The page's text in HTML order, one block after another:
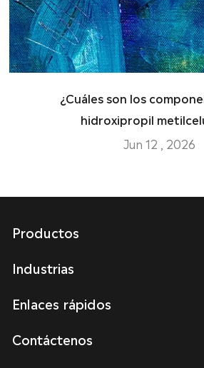
¿Cuáles son los
hidroxipropil
Jun 12 , 2026
Productos
Industrias
Enlaces rápidos
Contáctenos